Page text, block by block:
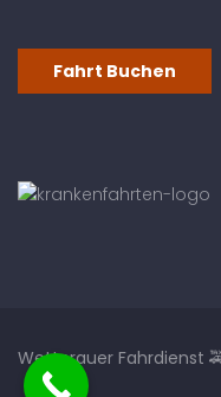
Fahrt Buchen
Wetterauer Fahrdienst